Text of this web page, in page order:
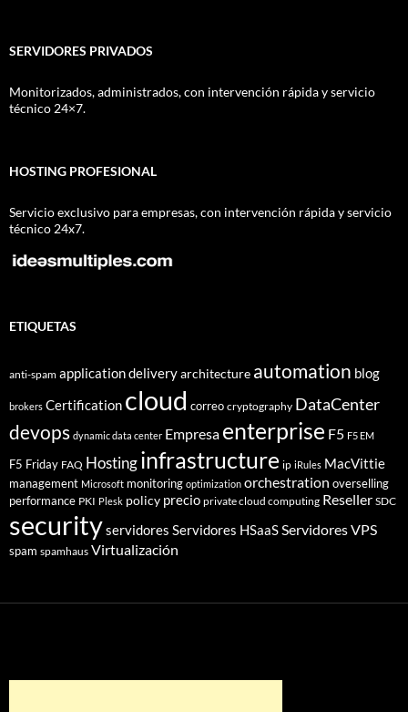
SERVIDORES PRIVADOS
Monitorizados, administrados, con intervención rápida y servicio
técnico 24×7.
HOSTING PROFESIONAL
Servicio exclusivo para empresas, con intervención rápida y servicio
técnico 24x7.
ETIQUETAS
anti-spam application deliveryarchitecture automation blog
brokers Certification cloud correo cryptography DataCenter
devops dynamic data center Empresa enterprise F5 F5 EM
F5 Friday FAQ Hostinginfrastructure ip iRules MacVittie
management Microsoft monitoring optimization orchestration overselling
performance PKI Plesk policy precio private cloud computing Reseller SDC
securityservidores Servidores HSaaSServidores VPS
spam spamhaus Virtualización